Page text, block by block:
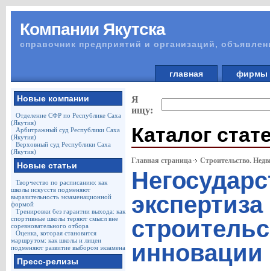
Компании Якутска
справочник предприятий и организаций,
главная
Новые компании
Отделение СФР по Республике Саха
(Якутия)
Арбитражный суд Республики Саха
(Якутия)
Верховный суд Республики Саха
(Якутия)
Новые статьи
Творчество по расписанию: как
школы искусств подменяют
выразительность экзаменационной
формой
Тренировки без гарантии выхода: как
спортивные школы теряют смысл вне
соревновательного отбора
Оценка, которая становится
маршрутом: как школы и лицеи
подменяют развитие выбором экзамена
Пресс-релизы
Я
ищу:
Каталог
Главная страница Строительство.
инновации